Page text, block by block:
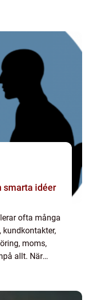
ofta många
moms,
allt. När